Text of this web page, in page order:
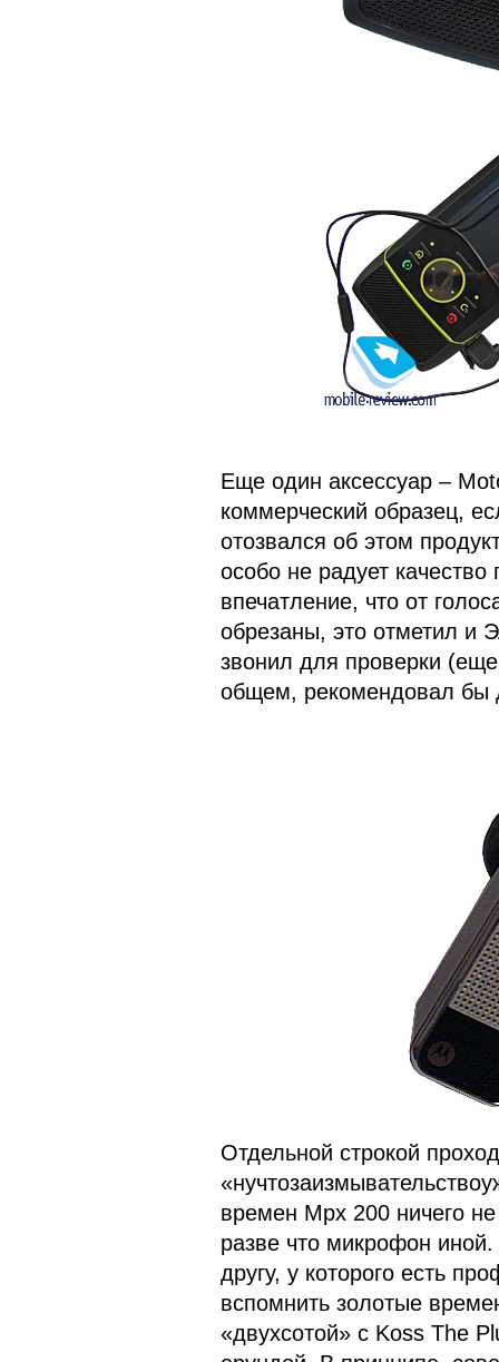
Еще один аксессуар –
коммерческий образец,
отозвался об этом
особо не радует
впечатление, что от
обрезаны, это отметил и
звонил для проверки
общем, рекомендовал бы
Отдельной строкой
времен Mpx 200 ничего
разве что микрофон
другу, у которого есть
вспомнить золотые
«двухсотой» с Koss The